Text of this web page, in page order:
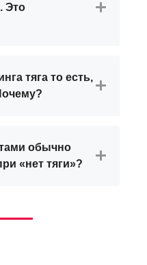
Это
тяга то есть,
обычно
«нет тяги»?